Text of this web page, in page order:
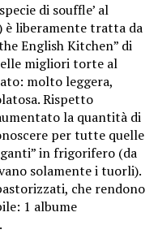
di souffle’ al
è liberamente tratta da
English Kitchen” di
migliori torte al
molto leggera,
Rispetto
la quantità di
per tutte quelle
in frigorifero (da
solamente i tuorli).
che rendono
1 albume